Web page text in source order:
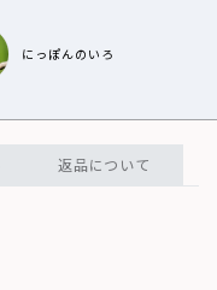
にっぽんのいろ
返品について